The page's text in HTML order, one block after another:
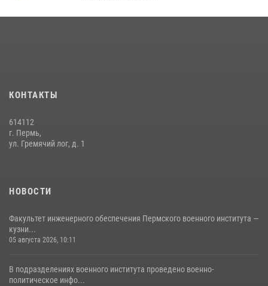
чемпионате войск национальной гвардии Российской Федерации по
05 августа 2026, 10:11
В подразделениях военного института проведено военно-
политическое информирование на тему: «28 июля – День памяти
равноапостольного великого князя Владимира – крестителя Руси,
03 августа 2026, 06:00
КОНТАКТЫ
614112
г. Пермь,
ул. Гремячий лог, д. 1
НОВОСТИ
Факультет инженерного обеспечения Пермского военного института —
кузни...
05 августа 2026, 10:11
В подразделениях военного института проведено военно-
политическое инфо...